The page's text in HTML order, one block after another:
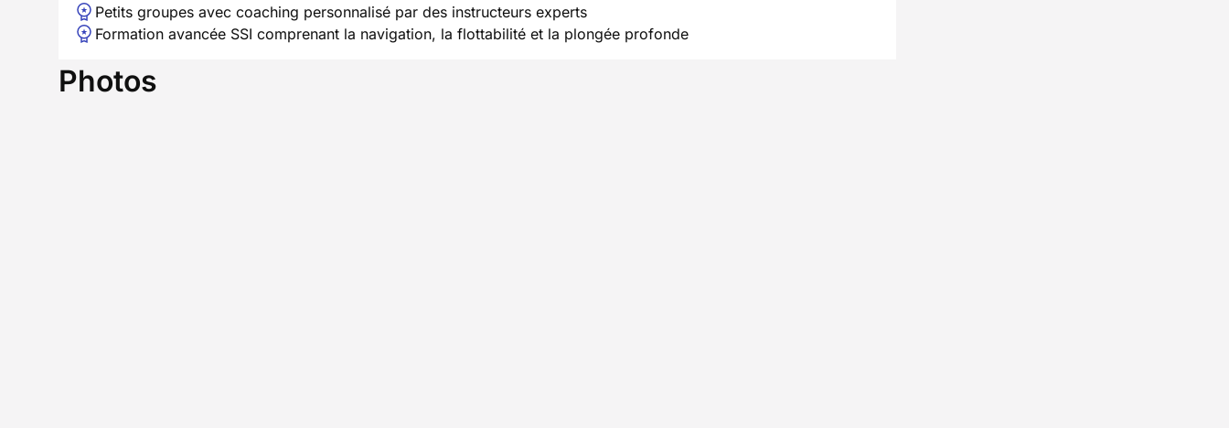
Petits groupes avec coaching personnalisé par des instructeurs experts
Formation avancée SSI comprenant la navigation, la flottabilité et la plongée profonde
Photos